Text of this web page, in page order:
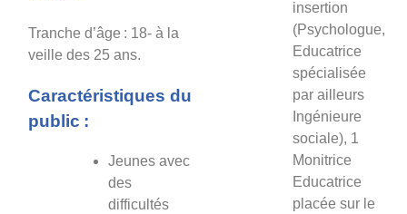
Tranche d’âge : 18- à la
veille des 25 ans.
Caractéristiques du
public :
Jeunes avec
des
difficultés
insertion
(Psychologue,
Educatrice
spécialisée
par ailleurs
Ingénieure
sociale), 1
Monitrice
Educatrice
placée sur le